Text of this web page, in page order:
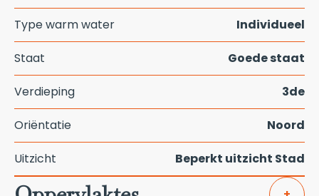
Type warm water Individueel
Staat Goede staat
Verdieping 3de
Oriëntatie Noord
Uitzicht Beperkt uitzicht Stad